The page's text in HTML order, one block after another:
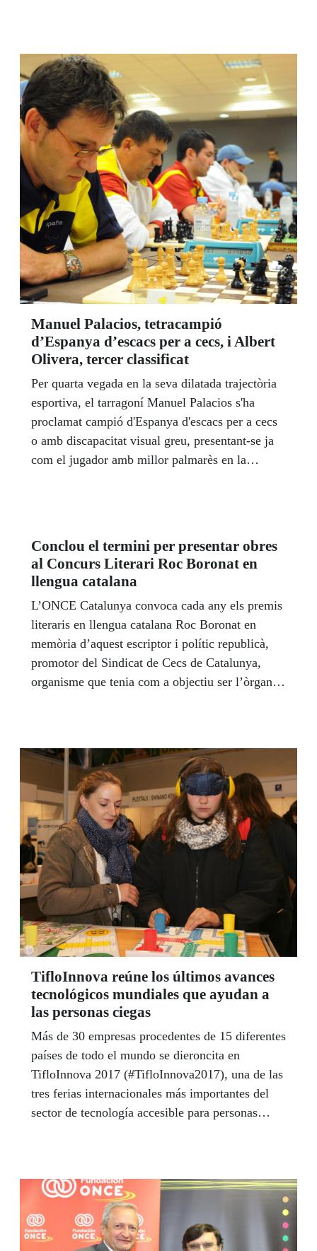
masculina com femenina.
Manuel Palacios, tetracampió
d’Espanya d’escacs per a cecs, i Albert
Olivera, tercer classificat
Per quarta vegada en la seva dilatada trajectòria
esportiva, el tarragoní Manuel Palacios s'ha
proclamat campió d'Espanya d'escacs per a cecs
o amb discapacitat visual greu, presentant-se ja
com el jugador amb millor palmarès en la
Conclou el termini per presentar obres
al Concurs Literari Roc Boronat en
llengua catalana
L’ONCE Catalunya convoca cada any els premis
literaris en llengua catalana Roc Boronat en
memòria d’aquest escriptor i polític republicà,
promotor del Sindicat de Cecs de Catalunya,
organisme que tenia com a objectiu ser l’òrgan
edició del Concurs Literari Roc Boronat. Durant
el primer trimestre del 2018 es coneixeran els
guanyadors de l’edició d’enguany i tindrà lloc
l’acte de lliurament dels premis a l’Auditori
ONCE Catalunya
TifloInnova reúne los últimos avances
tecnológicos mundiales que ayudan a
las personas ciegas
Más de 30 empresas procedentes de 15 diferentes
países de todo el mundo se dieroncita en
TifloInnova 2017 (#TifloInnova2017), una de las
tres ferias internacionales más importantes del
sector de tecnología accesible para personas
19 de noviembre. Desfibriladores con voz; visión
artificial; impresoras 3D para planos en tiempo
real; programas que permiten estudiar
matemáticas...En TifloInnova 2017 se reunieron